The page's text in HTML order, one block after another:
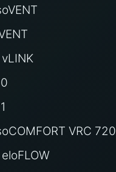
VRC 720